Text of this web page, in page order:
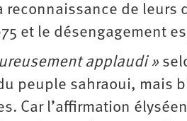
de leurs
et le désengagement
applaudi »
peuple sahraoui, mais
Car l’affirmation